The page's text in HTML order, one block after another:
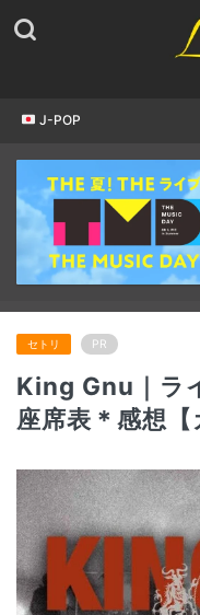
J-POP
セトリ PR
King Gnu｜ラ
座席表＊感想【